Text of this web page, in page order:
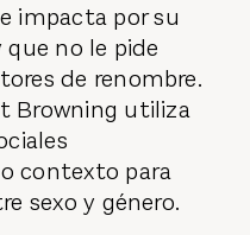
impacta por su
no le pide
de renombre.
Browning utiliza
contexto para
sexo y género.